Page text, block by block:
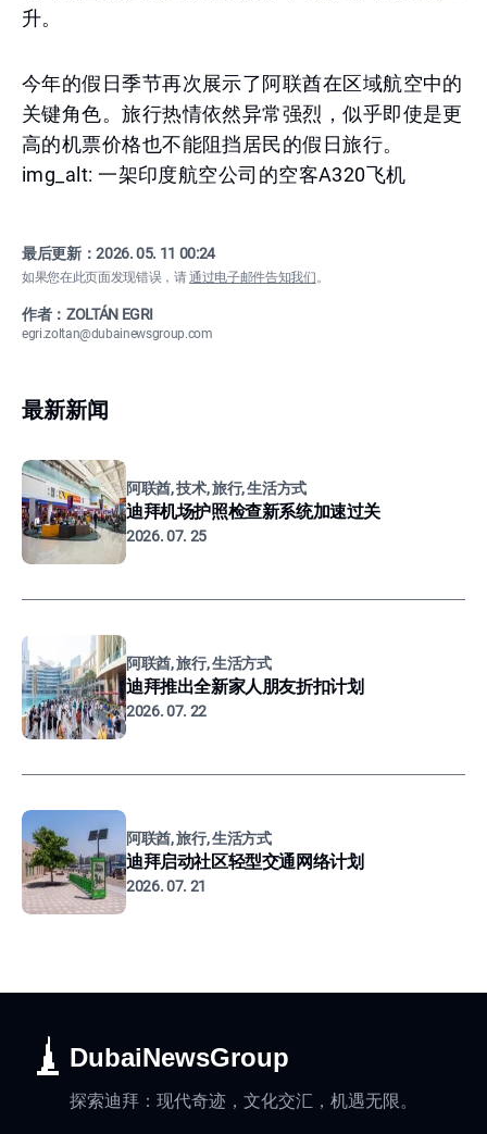
升。
今年的假日季节再次展示了阿联酋在区域航空中的
关键角色。旅行热情依然异常强烈，似乎即使是更
高的机票价格也不能阻挡居民的假日旅行。
img_alt: 一架印度航空公司的空客A320飞机
最后更新：2026. 05. 11 00:24
如果您在此页面发现错误，请通过电子邮件告知我们。
作者：ZOLTÁN EGRI
egri.zoltan@dubainewsgroup.com
最新新闻
阿联酋, 技术, 旅行, 生活方式
迪拜机场护照检查新系统加速过关
2026. 07. 25
阿联酋, 旅行, 生活方式
迪拜推出全新家人朋友折扣计划
2026. 07. 22
阿联酋, 旅行, 生活方式
迪拜启动社区轻型交通网络计划
2026. 07. 21
DubaiNewsGroup
探索迪拜：现代奇迹，文化交汇，机遇无限。